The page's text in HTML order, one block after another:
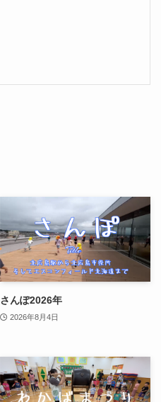
さんぽ2026年
2026年8月4日